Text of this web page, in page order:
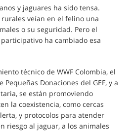
y jaguares ha sido tensa.
veían en el felino una
o su seguridad. Pero el
ha cambiado esa
técnico de WWF Colombia, el
Pequeñas Donaciones del GEF, y a
se están promoviendo
la coexistencia, como cercas
y protocolos para atender
riesgo al jaguar, a los animales